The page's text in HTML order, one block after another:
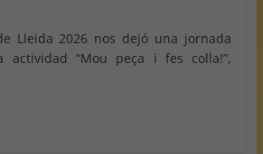
Lleida 2026 nos dejó una jornada
actividad “Mou peça i fes colla!”,